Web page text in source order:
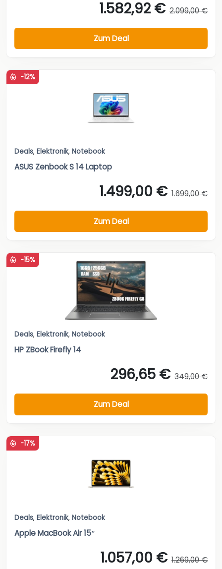
1.582,92 € 2.099,00 €
Zum Deal
-12%
Deals, Elektronik, Notebook
ASUS Zenbook S 14 Laptop
1.499,00 € 1.699,00 €
Zum Deal
-15%
Deals, Elektronik, Notebook
HP ZBook Firefly 14
296,65 € 349,00 €
Zum Deal
-17%
Deals, Elektronik, Notebook
Apple MacBook Air 15″
1.057,00 € 1.269,00 €